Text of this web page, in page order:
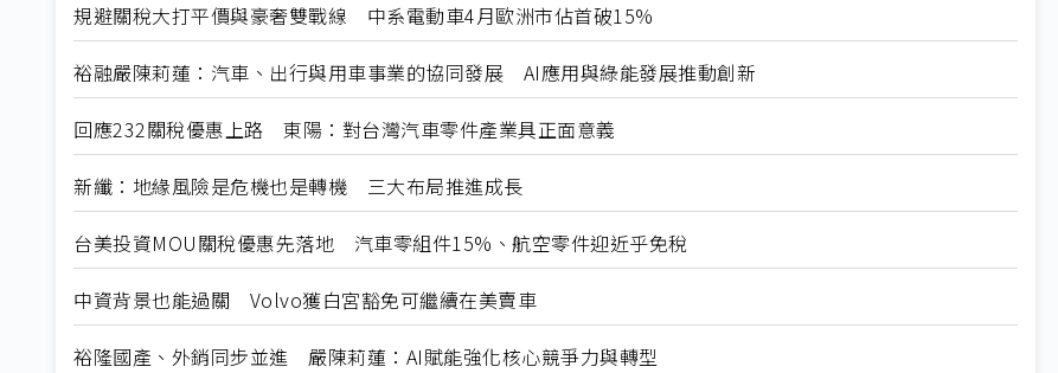
規避關稅大打平價與豪奢雙戰線 中系電動車4月歐洲市佔首破15%
裕融嚴陳莉蓮：汽車、出行與用車事業的協同發展 AI應用與綠能發展推動創新
回應232關稅優惠上路 東陽：對台灣汽車零件產業具正面意義
新纖：地緣風險是危機也是轉機 三大布局推進成長
台美投資MOU關稅優惠先落地 汽車零組件15%、航空零件迎近乎免稅
中資背景也能過關 Volvo獲白宮豁免可繼續在美賣車
裕隆國產、外銷同步並進 嚴陳莉蓮：AI賦能強化核心競爭力與轉型